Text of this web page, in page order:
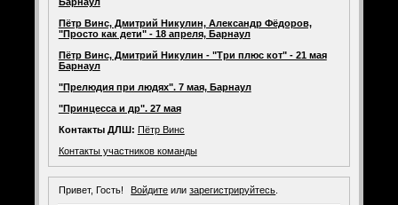
Пётр Винс, Дмитрий Никулин, Александр Фёдоров,
"Просто как дети" - 18 апреля, Барнаул
Пётр Винс, Дмитрий Никулин - "Три плюс кот" - 21 мая
Барнаул
"Прелюдия при людях". 7 мая, Барнаул
"Принцесса и др". 27 мая
Контакты ДЛШ: Пётр Винс
Контакты участников команды
Привет, Гость! Войдите илизарегистрируйтесь.